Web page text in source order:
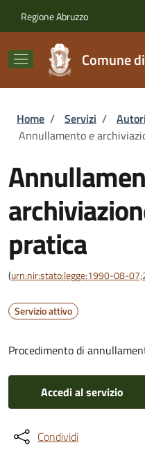
Regione Abruzzo
Comune
Briciole di
Home / Servizi /
Annullamento e
pratica
(urn:nir:stato:legge:1990-08-
Servizio attivo
Procedimento di
Accedi al servizio
Condividi